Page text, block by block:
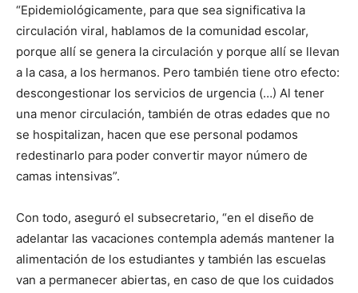
“Epidemiológicamente, para que sea significativa la
circulación viral, hablamos de la comunidad escolar,
porque allí se genera la circulación y porque allí se llevan
a la casa, a los hermanos. Pero también tiene otro efecto:
descongestionar los servicios de urgencia (…) Al tener
una menor circulación, también de otras edades que no
se hospitalizan, hacen que ese personal podamos
redestinarlo para poder convertir mayor número de
camas intensivas”.
Con todo, aseguró el subsecretario, “en el diseño de
adelantar las vacaciones contempla además mantener la
alimentación de los estudiantes y también las escuelas
van a permanecer abiertas, en caso de que los cuidados